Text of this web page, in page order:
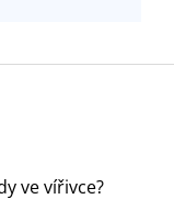
ve vířivce?